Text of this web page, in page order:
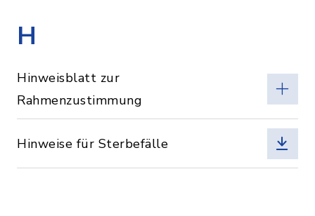
H
Hinweisblatt zur
Rahmenzustimmung
Hinweise für Sterbefälle